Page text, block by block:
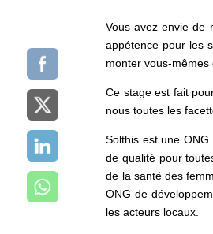
Vous avez envie de
appétence pour les
monter vous-
Ce stage est fait
nous toutes les
Solthis est une
de qualité pour
de la santé des
ONG de
les acteurs locaux.